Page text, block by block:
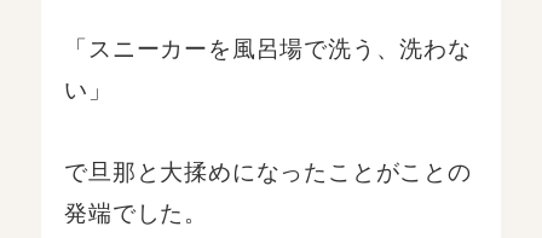
「スニーカーを風呂場で洗う、洗わな
い」
で旦那と大揉めになったことがことの
発端でした。